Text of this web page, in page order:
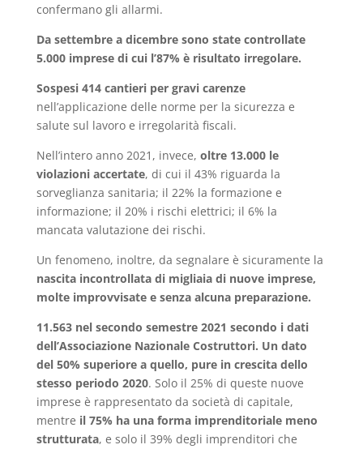
confermano gli allarmi.
Da settembre a dicembre sono state controllate
5.000 imprese di cui l’87% è risultato irregolare.
Sospesi 414 cantieri per gravi carenze
nell’applicazione delle norme per la sicurezza e
salute sul lavoro e irregolarità fiscali.
Nell’intero anno 2021, invece, oltre 13.000 le
violazioni accertate, di cui il 43% riguarda la
sorveglianza sanitaria; il 22% la formazione e
informazione; il 20% i rischi elettrici; il 6% la
mancata valutazione dei rischi.
Un fenomeno, inoltre, da segnalare è sicuramente la
nascita incontrollata di migliaia di nuove imprese,
molte improvvisate e senza alcuna preparazione.
11.563 nel secondo semestre 2021 secondo i dati
dell’Associazione Nazionale Costruttori. Un dato
del 50% superiore a quello, pure in crescita dello
stesso periodo 2020. Solo il 25% di queste nuove
imprese è rappresentato da società di capitale,
mentre il 75% ha una forma imprenditoriale meno
strutturata, e solo il 39% degli imprenditori che